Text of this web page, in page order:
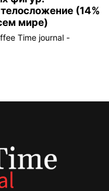
(14%
мире)
Time journal -